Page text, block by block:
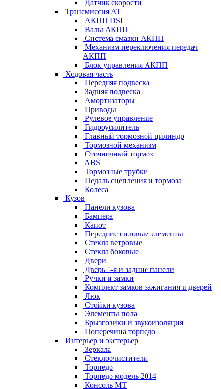
Датчик скорости
Трансмиссия АТ
АКПП DSI
Валы АКПП
Система смазки АКПП
Механизм переключения передач
АКПП
Блок управления АКПП
Ходовая часть
Передняя подвеска
Задняя подвеска
Амортизаторы
Приводы
Рулевое управление
Гидроусилитель
Главный тормозной цилиндр
Тормозной механизм
Стояночный тормоз
ABS
Тормозные трубки
Педаль сцепления и тормоза
Колеса
Кузов
Панели кузова
Бампера
Капот
Передние силовые элементы
Стекла ветровые
Стекла боковые
Двери
Дверь 5-я и задние панели
Ручки и замки
Комплект замков зажигания и дверей
Люк
Стойки кузова
Элементы пола
Брызговики и звукоизоляция
Поперечина торпедо
Интерьер и экстерьер
Зеркала
Стеклоочистители
Торпедо
Торпедо модель 2014
Консоль МТ